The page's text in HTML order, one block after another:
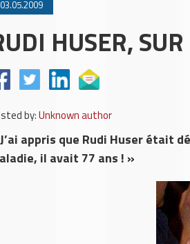
03.05.2009
HUSER,
by:Unknown author
appris que Rudi Huser était
il avait 77 ans ! »